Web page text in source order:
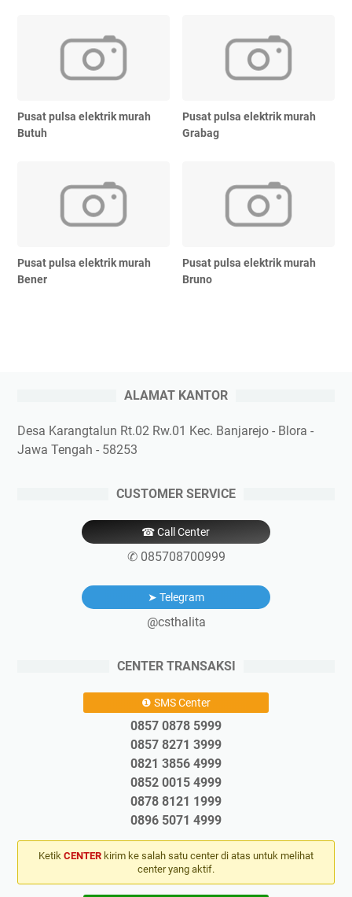
Pusat pulsa elektrik murah
Butuh
Pusat pulsa elektrik murah
Grabag
Pusat pulsa elektrik murah
Bener
Pusat pulsa elektrik murah
Bruno
ALAMAT KANTOR
Desa Karangtalun Rt.02 Rw.01 Kec. Banjarejo - Blora -
Jawa Tengah - 58253
CUSTOMER SERVICE
☎ Call Center
✆ 085708700999
➤ Telegram
@csthalita
CENTER TRANSAKSI
❶ SMS Center
0857 0878 5999
0857 8271 3999
0821 3856 4999
0852 0015 4999
0878 8121 1999
0896 5071 4999
Ketik CENTER kirim ke salah satu center di atas untuk melihat
center yang aktif.